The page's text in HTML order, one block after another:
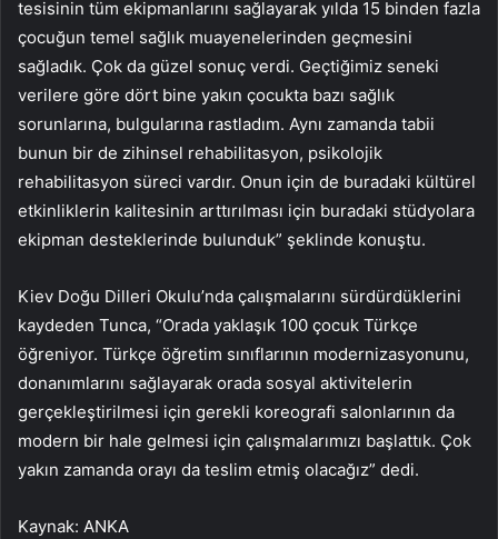
tesisinin tüm ekipmanlarını sağlayarak yılda 15 binden fazla
çocuğun temel sağlık muayenelerinden geçmesini
sağladık. Çok da güzel sonuç verdi. Geçtiğimiz seneki
verilere göre dört bine yakın çocukta bazı sağlık
sorunlarına, bulgularına rastladım. Aynı zamanda tabii
bunun bir de zihinsel rehabilitasyon, psikolojik
rehabilitasyon süreci vardır. Onun için de buradaki kültürel
etkinliklerin kalitesinin arttırılması için buradaki stüdyolara
ekipman desteklerinde bulunduk” şeklinde konuştu.
Kiev Doğu Dilleri Okulu’nda çalışmalarını sürdürdüklerini
kaydeden Tunca, “Orada yaklaşık 100 çocuk Türkçe
öğreniyor. Türkçe öğretim sınıflarının modernizasyonunu,
donanımlarını sağlayarak orada sosyal aktivitelerin
gerçekleştirilmesi için gerekli koreografi salonlarının da
modern bir hale gelmesi için çalışmalarımızı başlattık. Çok
yakın zamanda orayı da teslim etmiş olacağız” dedi.
Kaynak: ANKA